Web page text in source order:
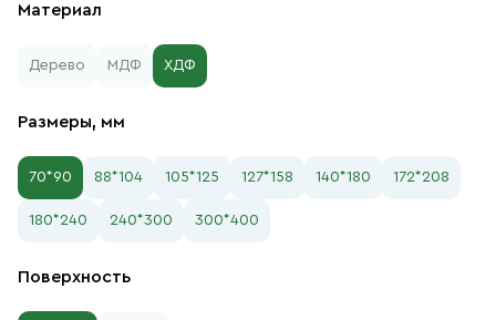
Материал
Дерево МДФ ХДФ
Размеры, мм
70*90 88*104 105*125 127*158 140*180 172*208
180*240 240*300 300*400
Поверхность